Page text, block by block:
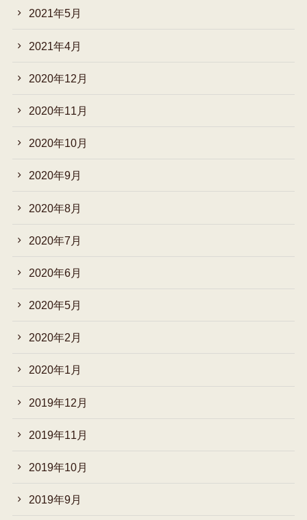
2021年5月
2021年4月
2020年12月
2020年11月
2020年10月
2020年9月
2020年8月
2020年7月
2020年6月
2020年5月
2020年2月
2020年1月
2019年12月
2019年11月
2019年10月
2019年9月